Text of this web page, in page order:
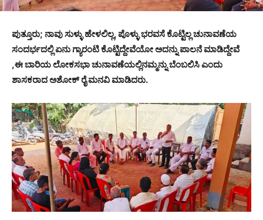
ಪುತ್ತೂರು; ನಾವು ಸುಳ್ಳು ಹೇಳಲಿಲ್ಲ, ಪೊಳ್ಳು ಭರವಸೆ ಕೊಟ್ಟಿಲ್ಲ ಚುನಾವಣೆಯ
ಸಂದರ್ಭದಲ್ಲಿ ಏನು ಗ್ಯಾರಂಟಿ ಕೊಟ್ಟಿದ್ದೇವೆಯೋ ಅದನ್ನು ಪಾಲನೆ ಮಾಡಿದ್ದೇವೆ
,ಈ ಬಾರಿಯ ಲೋಕಸಭಾ ಚುನಾವಣೆಯಲ್ಲಿ‌ನಮ್ಮನ್ನು ಬೆಂಬಲಿಸಿ‌ ಎಂದು
ಶಾಸಕರಾದ ಅಶೋಕ್ ರೈ ಮನವಿ ಮಾಡಿದರು.